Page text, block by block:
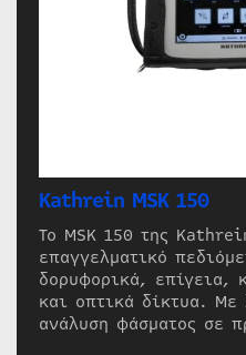
Kathrein MSK 150
Το MSK 150 της
επαγγελματικό
δορυφορικά, επίγεια,
και οπτικά δίκτυα. Με
ανάλυση φάσματος σε